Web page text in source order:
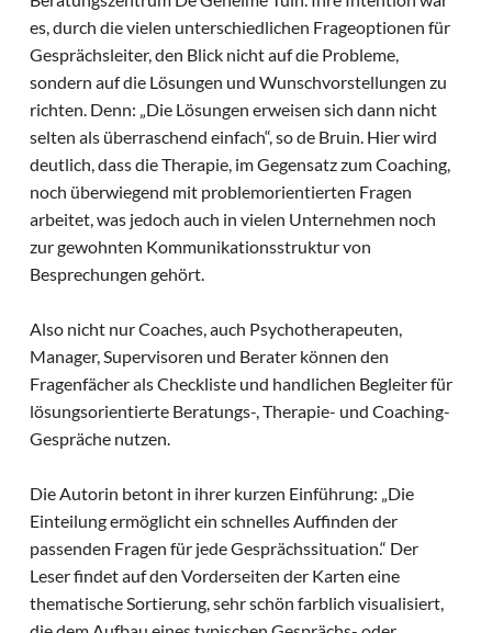
es, durch die vielen unterschiedlichen Frageoptionen für
Gesprächsleiter, den Blick nicht auf die Probleme,
sondern auf die Lösungen und Wunschvorstellungen zu
richten. Denn: „Die Lösungen erweisen sich dann nicht
selten als überraschend einfach“, so de Bruin. Hier wird
deutlich, dass die Therapie, im Gegensatz zum Coaching,
noch überwiegend mit problemorientierten Fragen
arbeitet, was jedoch auch in vielen Unternehmen noch
zur gewohnten Kommunikationsstruktur von
Besprechungen gehört.
Also nicht nur Coaches, auch Psychotherapeuten,
Manager, Supervisoren und Berater können den
Fragenfächer als Checkliste und handlichen Begleiter für
lösungsorientierte Beratungs-, Therapie- und Coaching-
Gespräche nutzen.
Die Autorin betont in ihrer kurzen Einführung: „Die
Einteilung ermöglicht ein schnelles Auffinden der
passenden Fragen für jede Gesprächssituation.“ Der
Leser findet auf den Vorderseiten der Karten eine
thematische Sortierung, sehr schön farblich visualisiert,